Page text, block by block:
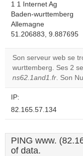
1 1 Internet Ag
Baden-wurttemberg
Allemagne
51.206883, 9.887695
Son serveur web se
wurttemberg. Ses 2
ns62.1and1.fr. Son
IP:
82.165.57.134
PING www.
of data.